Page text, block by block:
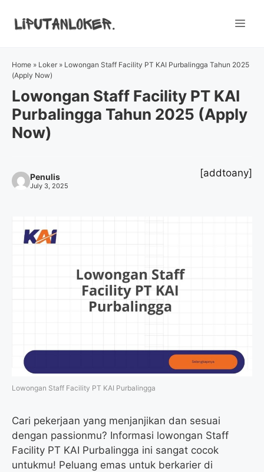
Home » Loker » Lowongan Staff Facility PT KAI Purbalingga Tahun 2025
(Apply Now)
Lowongan Staff Facility PT KAI
Purbalingga Tahun 2025 (Apply
Now)
Penulis
July 3, 2025
[addtoany]
Lowongan Staff Facility PT KAI Purbalingga
Cari pekerjaan yang menjanjikan dan sesuai
dengan passionmu? Informasi lowongan Staff
Facility PT KAI Purbalingga ini sangat cocok
untukmu! Peluang emas untuk berkarier di